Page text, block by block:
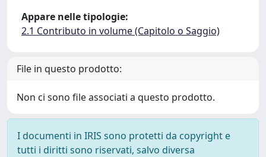
Appare nelle tipologie:
2.1 Contributo in volume (Capitolo o Saggio)
File in questo prodotto:
Non ci sono file associati a questo prodotto.
I documenti in IRIS sono protetti da copyright e
tutti i diritti sono riservati, salvo diversa